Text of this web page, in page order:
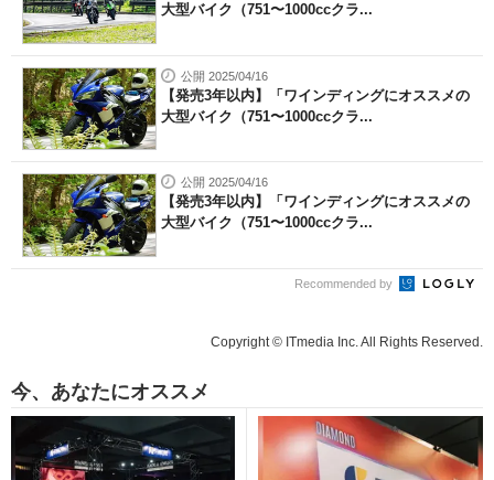
大型バイク（751〜1000ccクラ...
公開 2025/04/16
【発売3年以内】「ワインディングにオススメの
大型バイク（751〜1000ccクラ...
公開 2025/04/16
【発売3年以内】「ワインディングにオススメの
大型バイク（751〜1000ccクラ...
Recommended by
Copyright © ITmedia Inc. All Rights Reserved.
今、あなたにオススメ